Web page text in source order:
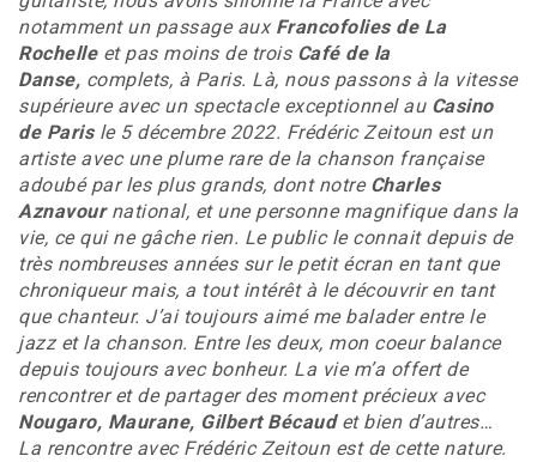
notamment un passage aux Francofolies de La
Rochelleet pas moins de trois Café de la
Danse, complets, à Paris. Là, nous passons à la vitesse
supérieure avec un spectacle exceptionnel au Casino
de Parisle 5 décembre 2022. Frédéric Zeitoun est un
artiste avec une plume rare de la chanson française
adoubé par les plus grands, dont notre Charles
Aznavournational, et une personne magnifique dans la
vie, ce qui ne gâche rien. Le public le connait depuis de
très nombreuses années sur le petit écran en tant que
chroniqueur mais, a tout intérêt à le découvrir en tant
que chanteur. J’ai toujours aimé me balader entre le
jazz et la chanson. Entre les deux, mon coeur balance
depuis toujours avec bonheur. La vie m’a offert de
rencontrer et de partager des moment précieux avec
Nougaro, Maurane, Gilbert Bécaudet bien d’autres…
La rencontre avec Frédéric Zeitoun est de cette nature.